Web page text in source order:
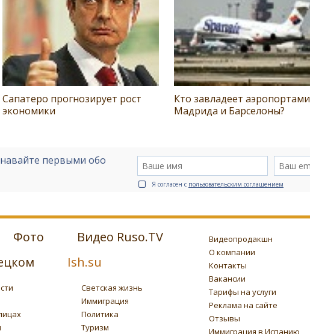
Сапатеро прогнозирует рост
экономики
Кто завладеет аэропортами
Мадрида и Барселоны?
первыми обо
Я согласен с пользовательским соглашением
Фото
Видео Ruso.TV
Ish.su
Светская жизнь
Иммиграция
Политика
Туризм
Видеопродакшн
О компании
Контакты
Вакансии
Тарифы на услуги
Реклама на сайте
Отзывы
Иммиграция в Испанию